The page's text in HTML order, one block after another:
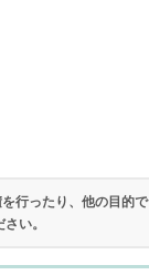
行ったり、他の目的で
い。